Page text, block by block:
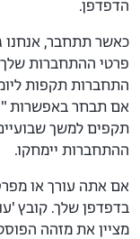
הדפדפן.
כאשר תתחבר, אנחנו
פרטי ההתחברות שלך
התחברות תקפות
אם תבחר באפשרות
תקפים למשך
ההתחברות יימחקו.
אם אתה עורך או
בדפדפן שלך. קובץ
מציין את מזהה